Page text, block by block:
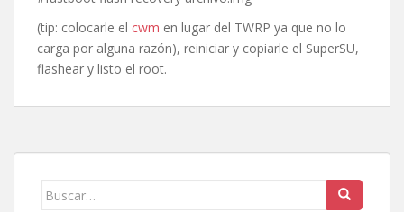
(tip: colocarle el cwm en lugar del TWRP ya que no lo
carga por alguna razón), reiniciar y copiarle el SuperSU,
flashear y listo el root.
Buscar: